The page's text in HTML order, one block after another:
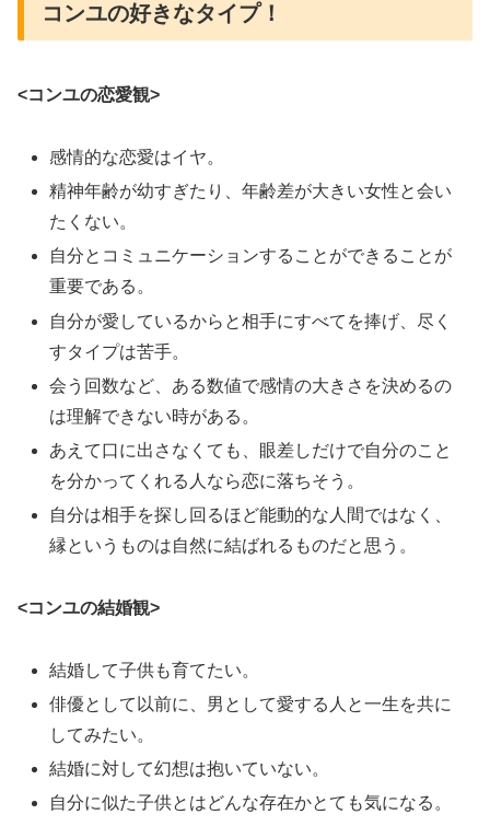
コンユの好きなタイプ！
<コンユの恋愛観>
感情的な恋愛はイヤ。
精神年齢が幼すぎたり、年齢差が大きい女性と会い
たくない。
自分とコミュニケーションすることができることが
重要である。
自分が愛しているからと相手にすべてを捧げ、尽く
すタイプは苦手。
会う回数など、ある数値で感情の大きさを決めるの
は理解できない時がある。
あえて口に出さなくても、眼差しだけで自分のこと
を分かってくれる人なら恋に落ちそう。
自分は相手を探し回るほど能動的な人間ではなく、
縁というものは自然に結ばれるものだと思う。
<コンユの結婚観>
結婚して子供も育てたい。
俳優として以前に、男として愛する人と一生を共に
してみたい。
結婚に対して幻想は抱いていない。
自分に似た子供とはどんな存在かとても気になる。